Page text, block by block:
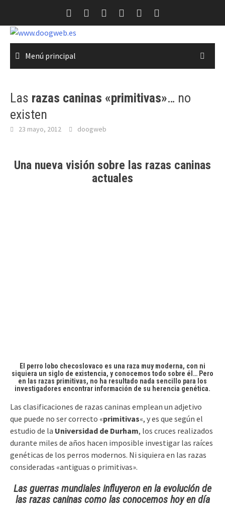
contenido
Menú principal
Las razas caninas «primitivas»… no
existen
23 mayo, 2012 doogweb
Una nueva visión sobre las razas caninas
actuales
El perro lobo checoslovaco es una raza muy moderna, con ni
siquiera un siglo de existencia, y conocemos todo sobre él… Pero
en las razas primitivas, no ha resultado nada sencillo para los
investigadores encontrar información de su herencia genética.
Las clasificaciones de razas caninas emplean un adjetivo
que puede no ser correcto «primitivas«, y es que según el
estudio de la Universidad de Durham, los cruces realizados
durante miles de años hacen imposible investigar las raíces
genéticas de los perros modernos. Ni siquiera en las razas
consideradas «antiguas o primitivas».
Las guerras mundiales influyeron en la evolución de
las razas caninascomo las conocemos hoy en día